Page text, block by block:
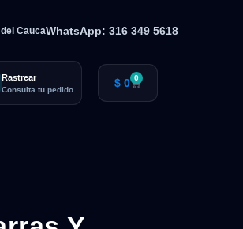
CaucaWhatsApp: 316 349 5618
Rastrear
Consulta tu pedido $ 0 0